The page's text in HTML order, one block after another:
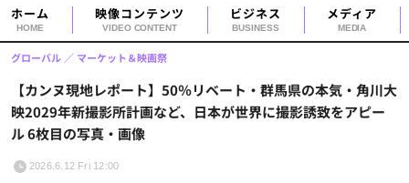
ホーム
HOME
映像コンテンツ
VIDEO CONTENT
ビジネス
BUSINESS
メディア
MEDIA
【カンヌ現地レポート】50％リベート・群馬県の本気・角川大
映2029年新撮影所計画など、日本が世界に撮影誘致をアピー
ル 6枚目の写真・画像
グローバル マーケット＆映画祭
2026.6.12 Fri 12:00